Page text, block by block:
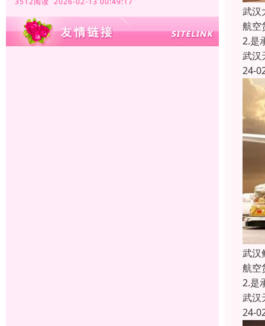
武汉
航空
2.是
武汉
24-
武汉
航空
2.是
武汉
24-